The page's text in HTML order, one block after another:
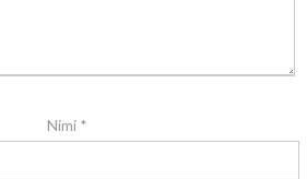
Nimi *